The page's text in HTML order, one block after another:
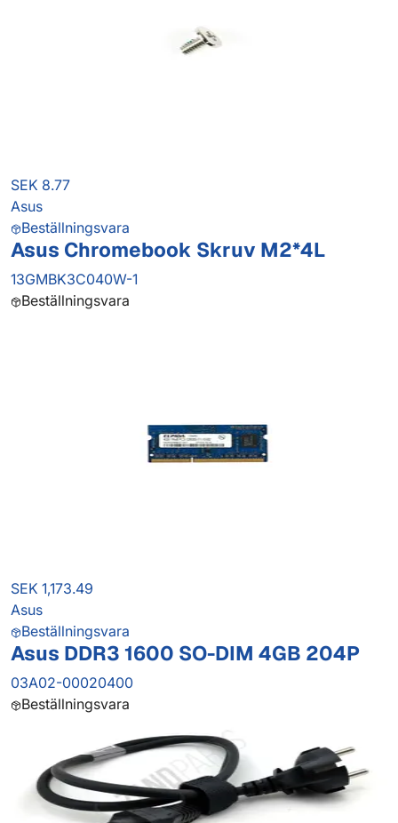
SEK 8.77
Asus
Beställningsvara
Asus Chromebook Skruv M2*4L
13GMBK3C040W-1
Beställningsvara
SEK 1,173.49
Asus
Beställningsvara
Asus DDR3 1600 SO-DIM 4GB 204P
03A02-00020400
Beställningsvara